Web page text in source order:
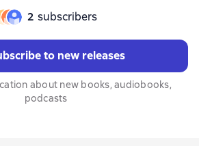
2 subscribers
to new releases
about new books, audiobooks,
podcasts